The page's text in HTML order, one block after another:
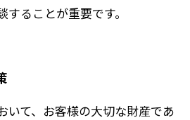
ることが重要です。
いて、お客様の大切な財産であ